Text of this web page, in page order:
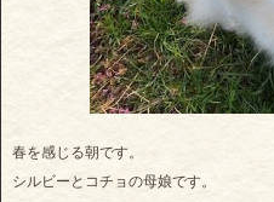
春を感じる朝です。
シルビーとコチョの母娘です。